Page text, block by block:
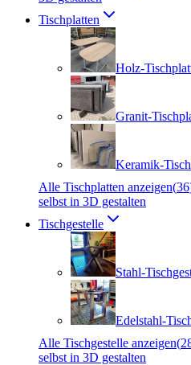
Tischplatten
Holz-
Granit-
Keramik-
Alle Tischplatten anzeigen(36
selbst in 3D gestalten
Tischgestelle
Stahl-
Edelstahl-
Alle Tischgestelle anzeigen(
selbst in 3D gestalten